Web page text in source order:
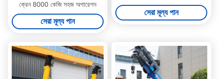
ক্রেন 8000 কেজি সহজ অপারেশন
সেরা মূল্য পান
সেরা মূল্য পান